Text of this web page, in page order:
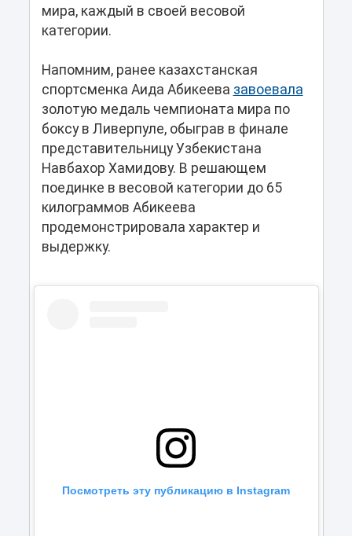
мира, каждый в своей весовой
категории.
Напомним, ранее казахстанская
спортсменка Аида Абикеева завоевала
золотую медаль чемпионата мира по
боксу в Ливерпуле, обыграв в финале
представительницу Узбекистана
Навбахор Хамидову. В решающем
поединке в весовой категории до 65
килограммов Абикеева
продемонстрировала характер и
выдержку.
Посмотреть эту публикацию в Instagram